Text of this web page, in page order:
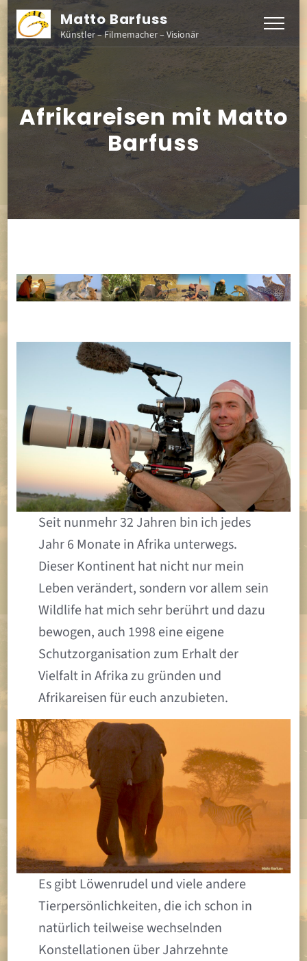
Matto Barfuss
Künstler – Filmemacher – Visionär
Afrikareisen mit Matto
Barfuss
Seit nunmehr 32 Jahren bin ich jedes
Jahr 6 Monate in Afrika unterwegs.
Dieser Kontinent hat nicht nur mein
Leben verändert, sondern vor allem sein
Wildlife hat mich sehr berührt und dazu
bewogen, auch 1998 eine eigene
Schutzorganisation zum Erhalt der
Vielfalt in Afrika zu gründen und
Afrikareisen für euch anzubieten.
Es gibt Löwenrudel und viele andere
Tierpersönlichkeiten, die ich schon in
natürlich teilweise wechselnden
Konstellationen über Jahrzehnte